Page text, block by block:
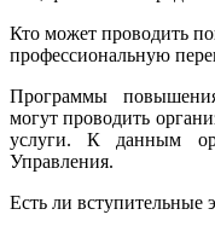
Кто может проводить
профессиональную
Программы
могут проводить
услуги. К данным
Управления.
Есть ли вступительные